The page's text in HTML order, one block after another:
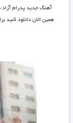
آهنگ جدیدپدرام آزاد
همین الان دانلود کنید